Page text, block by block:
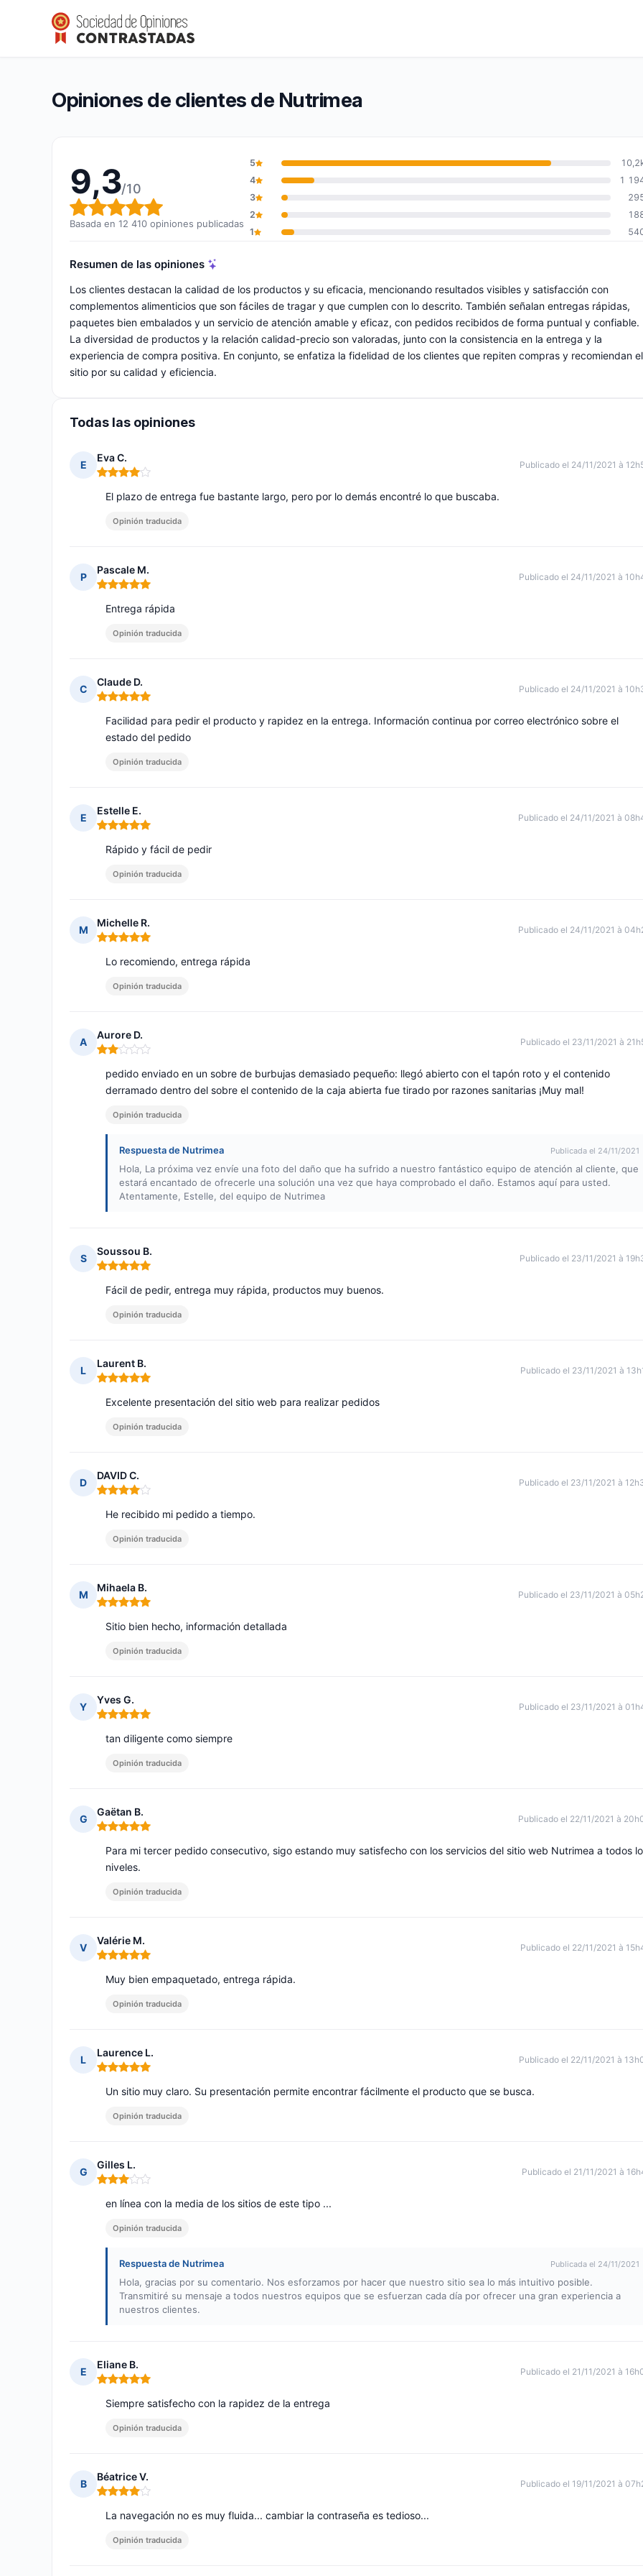
Nutrimea
Calificación global: 9,3 de 10
9,3/10(12 410 opiniones)
Opiniones de clientes de Nutrimea
9,3/10
Calificación global: 9,3 de 10
Basada en 12 410 opiniones publicadas
5
4
1
3
2
1
Resumen de las opiniones
Los clientes destacan la calidad de los productos y su eficacia, mencionando resultados visibles y satisfacción con
complementos alimenticios que son fáciles de tragar y que cumplen con lo descrito. También señalan entregas rápidas,
paquetes bien embalados y un servicio de atención amable y eficaz, con pedidos recibidos de forma puntual y confiable.
La diversidad de productos y la relación calidad-precio son valoradas, junto con la consistencia en la entrega y la
experiencia de compra positiva. En conjunto, se enfatiza la fidelidad de los clientes que repiten compras y recomiendan el
sitio por su calidad y eficiencia.
Todas las opiniones
E
Eva C.
Nota: 4 de 5
Publicado el 24/11/2021 à
El plazo de entrega fue bastante largo, pero por lo demás encontré lo que buscaba.
Opinión traducida
P
Pascale M.
Nota: 5 de 5
Publicado el 24/11/2021 à
Entrega rápida
Opinión traducida
C
Claude D.
Nota: 5 de 5
Publicado el 24/11/2021 à
Facilidad para pedir el producto y rapidez en la entrega. Información continua por correo electrónico sobre el
estado del pedido
Opinión traducida
E
Estelle E.
Nota: 5 de 5
Publicado el 24/11/2021 à
Rápido y fácil de pedir
Opinión traducida
M
Michelle R.
Nota: 5 de 5
Publicado el 24/11/2021 à
Lo recomiendo, entrega rápida
Opinión traducida
A
Aurore D.
Nota: 2 de 5
Publicado el 23/11/2021 à
pedido enviado en un sobre de burbujas demasiado pequeño: llegó abierto con el tapón roto y el contenido
derramado dentro del sobre el contenido de la caja abierta fue tirado por razones sanitarias ¡Muy mal!
Opinión traducida
Respuesta de Nutrimea Publicada el 24/11/2021
Hola, La próxima vez envíe una foto del daño que ha sufrido a nuestro fantástico equipo de atención al cliente, que
estará encantado de ofrecerle una solución una vez que haya comprobado el daño. Estamos aquí para usted.
Atentamente, Estelle, del equipo de Nutrimea
S
Soussou B.
Nota: 5 de 5
Publicado el 23/11/2021 à
Fácil de pedir, entrega muy rápida, productos muy buenos.
Opinión traducida
L
Laurent B.
Nota: 5 de 5
Publicado el 23/11/2021 à
Excelente presentación del sitio web para realizar pedidos
Opinión traducida
D
DAVID C.
Nota: 4 de 5
Publicado el 23/11/2021 à
He recibido mi pedido a tiempo.
Opinión traducida
M
Mihaela B.
Nota: 5 de 5
Publicado el 23/11/2021 à
Sitio bien hecho, información detallada
Opinión traducida
Y
Yves G.
Nota: 5 de 5
Publicado el 23/11/2021 à
tan diligente como siempre
Opinión traducida
G
Gaëtan B.
Nota: 5 de 5
Publicado el 22/11/2021 à
Para mi tercer pedido consecutivo, sigo estando muy satisfecho con los servicios del sitio web Nutrimea a todos
niveles.
Opinión traducida
V
Valérie M.
Nota: 5 de 5
Publicado el 22/11/2021 à
Muy bien empaquetado, entrega rápida.
Opinión traducida
L
Laurence L.
Nota: 5 de 5
Publicado el 22/11/2021 à
Un sitio muy claro. Su presentación permite encontrar fácilmente el producto que se busca.
Opinión traducida
G
Gilles L.
Nota: 3 de 5
Publicado el 21/11/2021 à
en línea con la media de los sitios de este tipo ...
Opinión traducida
Respuesta de Nutrimea Publicada el 24/11/2021
Hola, gracias por su comentario. Nos esforzamos por hacer que nuestro sitio sea lo más intuitivo posible.
Transmitiré su mensaje a todos nuestros equipos que se esfuerzan cada día por ofrecer una gran experiencia a
nuestros clientes.
E
Eliane B.
Nota: 5 de 5
Publicado el 21/11/2021 à
Siempre satisfecho con la rapidez de la entrega
Opinión traducida
B
Béatrice V.
Nota: 4 de 5
Publicado el 19/11/2021 à
La navegación no es muy fluida... cambiar la contraseña es tedioso...
Opinión traducida